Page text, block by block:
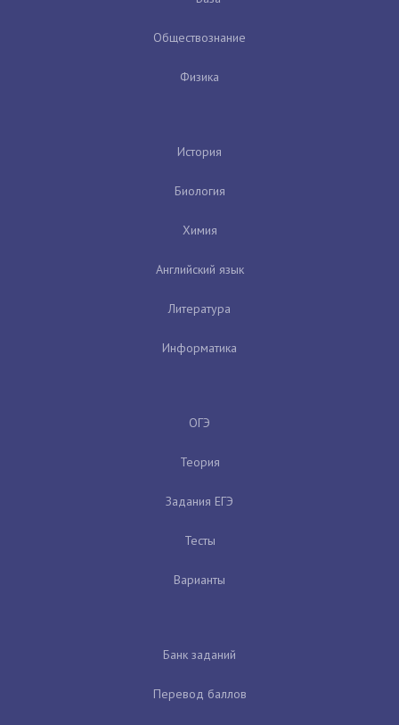
Обществознание
Физика
История
Биология
Химия
Английский язык
Литература
Информатика
ОГЭ
Теория
Задания ЕГЭ
Тесты
Варианты
Банк заданий
Перевод баллов